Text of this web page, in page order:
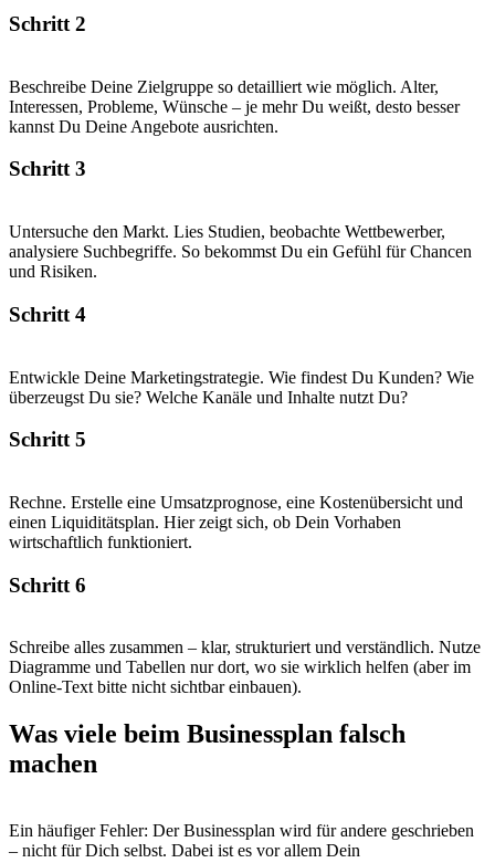
Schritt 2
Beschreibe Deine Zielgruppe so detailliert wie möglich. Alter,
Interessen, Probleme, Wünsche – je mehr Du weißt, desto besser
kannst Du Deine Angebote ausrichten.
Schritt 3
Untersuche den Markt. Lies Studien, beobachte Wettbewerber,
analysiere Suchbegriffe. So bekommst Du ein Gefühl für Chancen
und Risiken.
Schritt 4
Entwickle Deine Marketingstrategie. Wie findest Du Kunden? Wie
überzeugst Du sie? Welche Kanäle und Inhalte nutzt Du?
Schritt 5
Rechne. Erstelle eine Umsatzprognose, eine Kostenübersicht und
einen Liquiditätsplan. Hier zeigt sich, ob Dein Vorhaben
wirtschaftlich funktioniert.
Schritt 6
Schreibe alles zusammen – klar, strukturiert und verständlich. Nutze
Diagramme und Tabellen nur dort, wo sie wirklich helfen (aber im
Online-Text bitte nicht sichtbar einbauen).
Was viele beim Businessplan falsch
machen
Ein häufiger Fehler: Der Businessplan wird für andere geschrieben
– nicht für Dich selbst. Dabei ist es vor allem Dein